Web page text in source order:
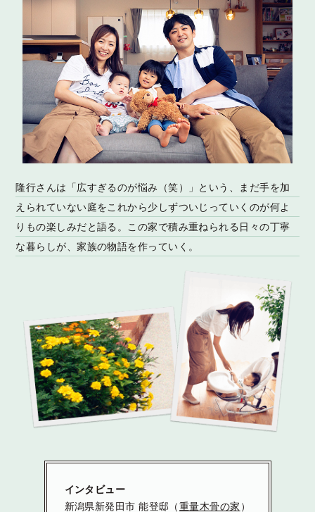
隆行さんは「広すぎるのが悩み（笑）」という、まだ手を加
えられていない庭をこれから少しずついじっていくのが何よ
りもの楽しみだと語る。この家で積み重ねられる日々の丁寧
な暮らしが、家族の物語を作っていく。
インタビュー
新潟県新発田市 能登邸（重量木骨の家 ）